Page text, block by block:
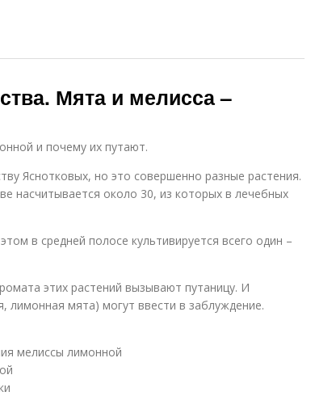
Мята и мелисса –
и почему их путают.
Яснотковых, но это совершенно разные растения.
насчитывается около 30, из которых в лечебных
в средней полосе культивируется всего один –
этих растений вызывают путаницу. И
лимонная мята) могут ввести в заблуждение.
мелиссы лимонной